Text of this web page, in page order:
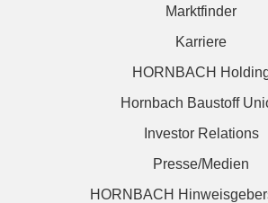
Marktfinder
Karriere
HORNBACH
Hornbach Baustoff
Investor Relations
Presse/Medien
HORNBACH